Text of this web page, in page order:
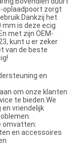
oplaadpoort zorgt
het
mm is deze ecig
met zijn OEM-
kunt u er zeker
van de beste
en
om onze klanten
te bieden.We
vriendelijk
omvatten:
en accessoires